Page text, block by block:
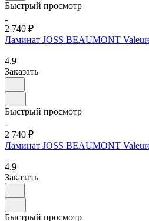
Быстрый просмотр
2 740 ₽
Ламинат JOSS BEAUMONT
4.9
Заказать
Быстрый просмотр
2 740 ₽
Ламинат JOSS BEAUMONT
4.9
Заказать
Быстрый просмотр